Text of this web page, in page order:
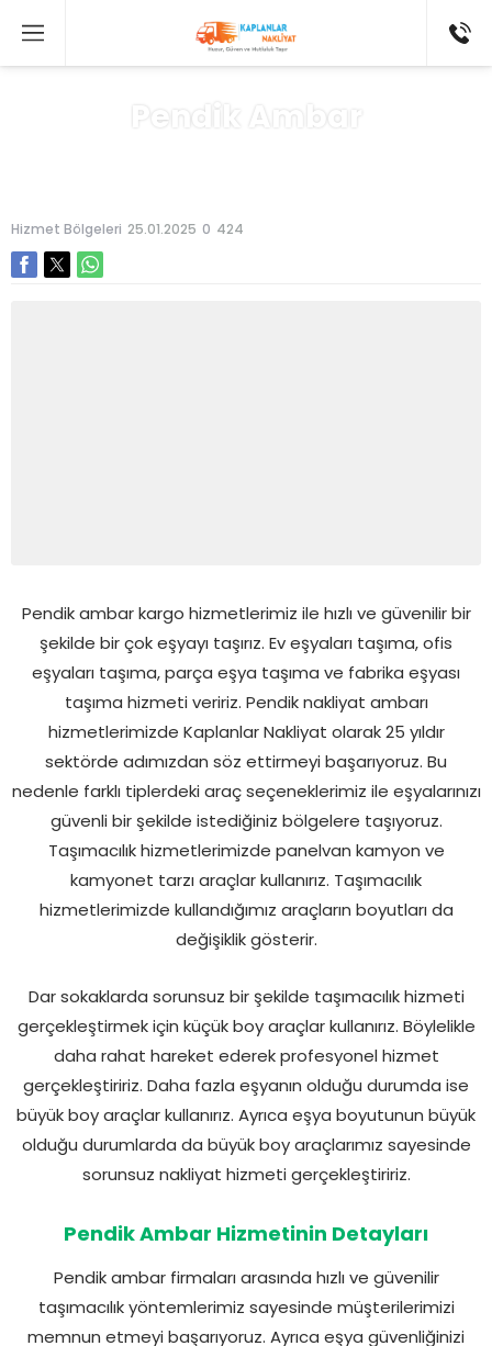
Pendik Ambar
Hizmet Bölgeleri 25.01.2025 0 424
Pendik ambar kargo hizmetlerimiz ile hızlı ve güvenilir bir
şekilde bir çok eşyayı taşırız. Ev eşyaları taşıma, ofis
eşyaları taşıma, parça eşya taşıma ve fabrika eşyası
taşıma hizmeti veririz. Pendik nakliyat ambarı
hizmetlerimizde Kaplanlar Nakliyat olarak 25 yıldır
sektörde adımızdan söz ettirmeyi başarıyoruz. Bu
nedenle farklı tiplerdeki araç seçeneklerimiz ile eşyalarınızı
güvenli bir şekilde istediğiniz bölgelere taşıyoruz.
Taşımacılık hizmetlerimizde panelvan kamyon ve
kamyonet tarzı araçlar kullanırız. Taşımacılık
hizmetlerimizde kullandığımız araçların boyutları da
değişiklik gösterir.
Dar sokaklarda sorunsuz bir şekilde taşımacılık hizmeti
gerçekleştirmek için küçük boy araçlar kullanırız. Böylelikle
daha rahat hareket ederek profesyonel hizmet
gerçekleştiririz. Daha fazla eşyanın olduğu durumda ise
büyük boy araçlar kullanırız. Ayrıca eşya boyutunun büyük
olduğu durumlarda da büyük boy araçlarımız sayesinde
sorunsuz nakliyat hizmeti gerçekleştiririz.
Pendik Ambar Hizmetinin Detayları
Pendik ambar firmaları arasında hızlı ve güvenilir
taşımacılık yöntemlerimiz sayesinde müşterilerimizi
memnun etmeyi başarıyoruz. Ayrıca eşya güvenliğinizi